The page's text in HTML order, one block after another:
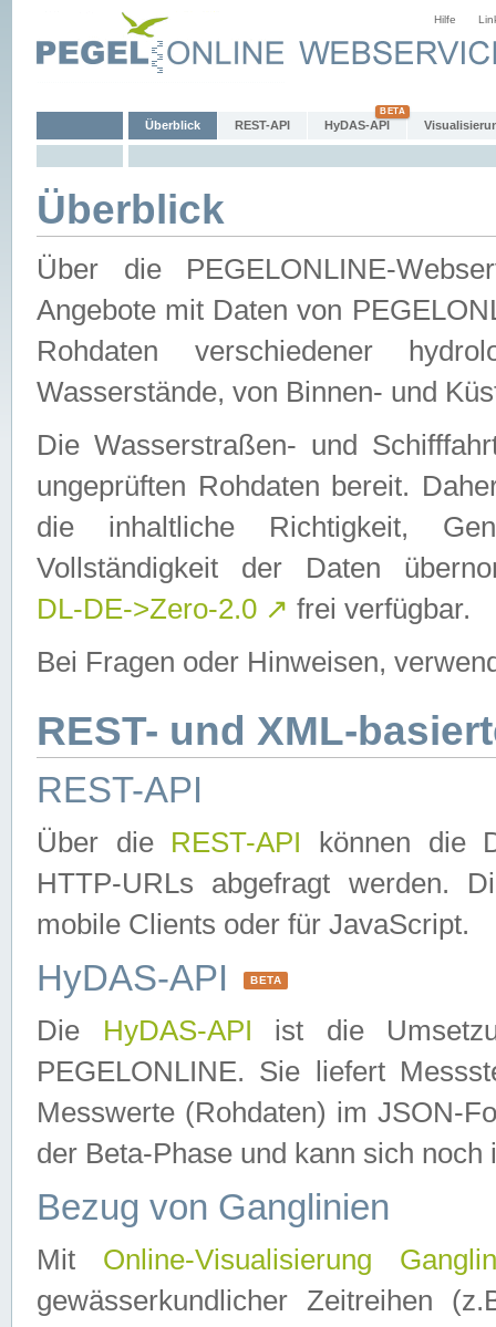
Hilfe
Überblick REST-API HyDAS-API
Überblick
Über die PEGELONLINE-
Angebote mit Daten von
Rohdaten verschiedener
Wasserstände, von Binnen- und
Die Wasserstraßen- und
ungeprüften Rohdaten bereit.
die inhaltliche Richtigkeit,
Vollständigkeit der Daten
DL-DE->Zero-2.0 ↗ frei verfügbar.
Bei Fragen oder Hinweisen,
REST- und XML-
REST-API
Über die REST-API können die
HTTP-URLs abgefragt werden.
mobile Clients oder für JavaScript.
HyDAS-API BETA
Die HyDAS-API ist die
PEGELONLINE. Sie liefert
Messwerte (Rohdaten) im JSON-
der Beta-Phase und kann sich noch
Bezug von Ganglinien
Mit Online-Visualisierung
gewässerkundlicher Zeitreihen